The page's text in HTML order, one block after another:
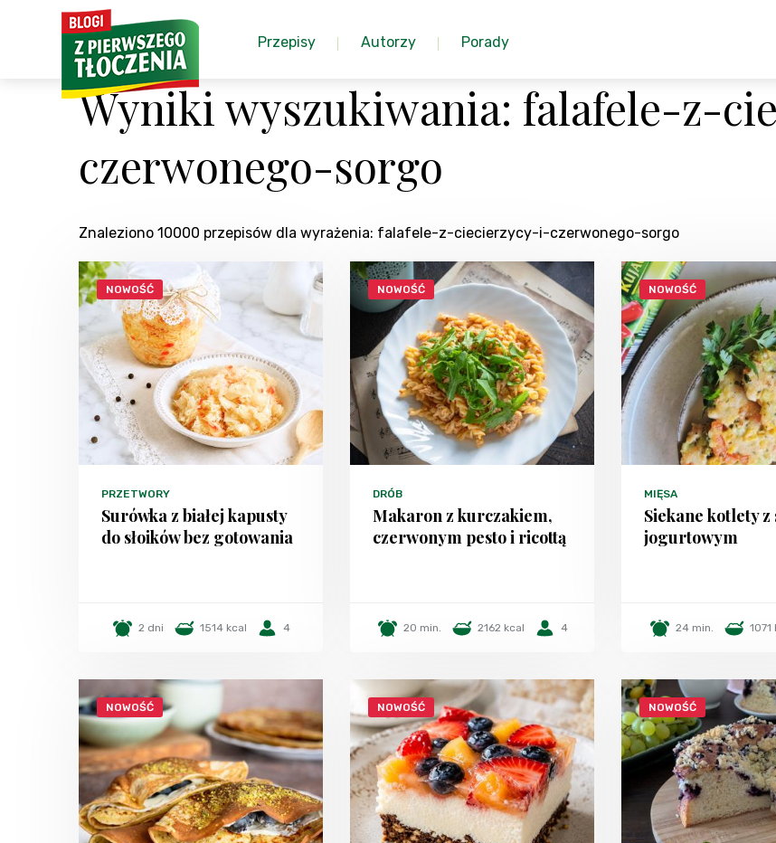
Przepisy Autorzy Porady
Wyniki wyszukiwania: falafele-z-
czerwonego-sorgo
Znaleziono 10000 przepisów dla wyrażenia: falafele-z-ciecierzycy-i-czerwonego-sorgo
NOWOŚĆ
PRZETWORY
Surówka z białej kapusty
do słoików bez gotowania
2 dni 1514 kcal 4
NOWOŚĆ
DRÓB
Makaron z kurczakiem,
czerwonym pesto i ricottą
20 min. 2162 kcal 4
NOWOŚĆ
MIĘSA
Siekane kotlety z
jogurtowym
24 min. 1071
NOWOŚĆ NOWOŚĆ NOWOŚĆ